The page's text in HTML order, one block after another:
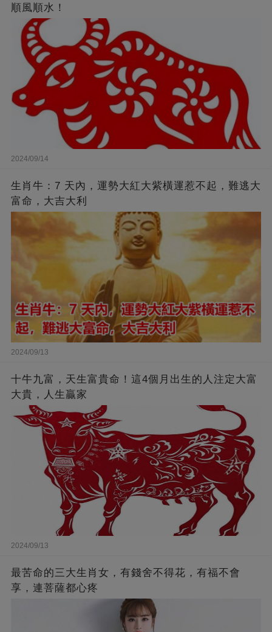
順風順水！
2024/09/14
生肖牛：7 天內，運勢大紅大紫橫運惹不起，難逃大
富命，大吉大利
2024/09/13
十牛九富，天生富貴命！這4個月出生的人注定大富
大貴，人生贏家
2024/09/13
最苦命的三大生肖女，有錢舍不得花，有福不會
享，連菩薩都心疼